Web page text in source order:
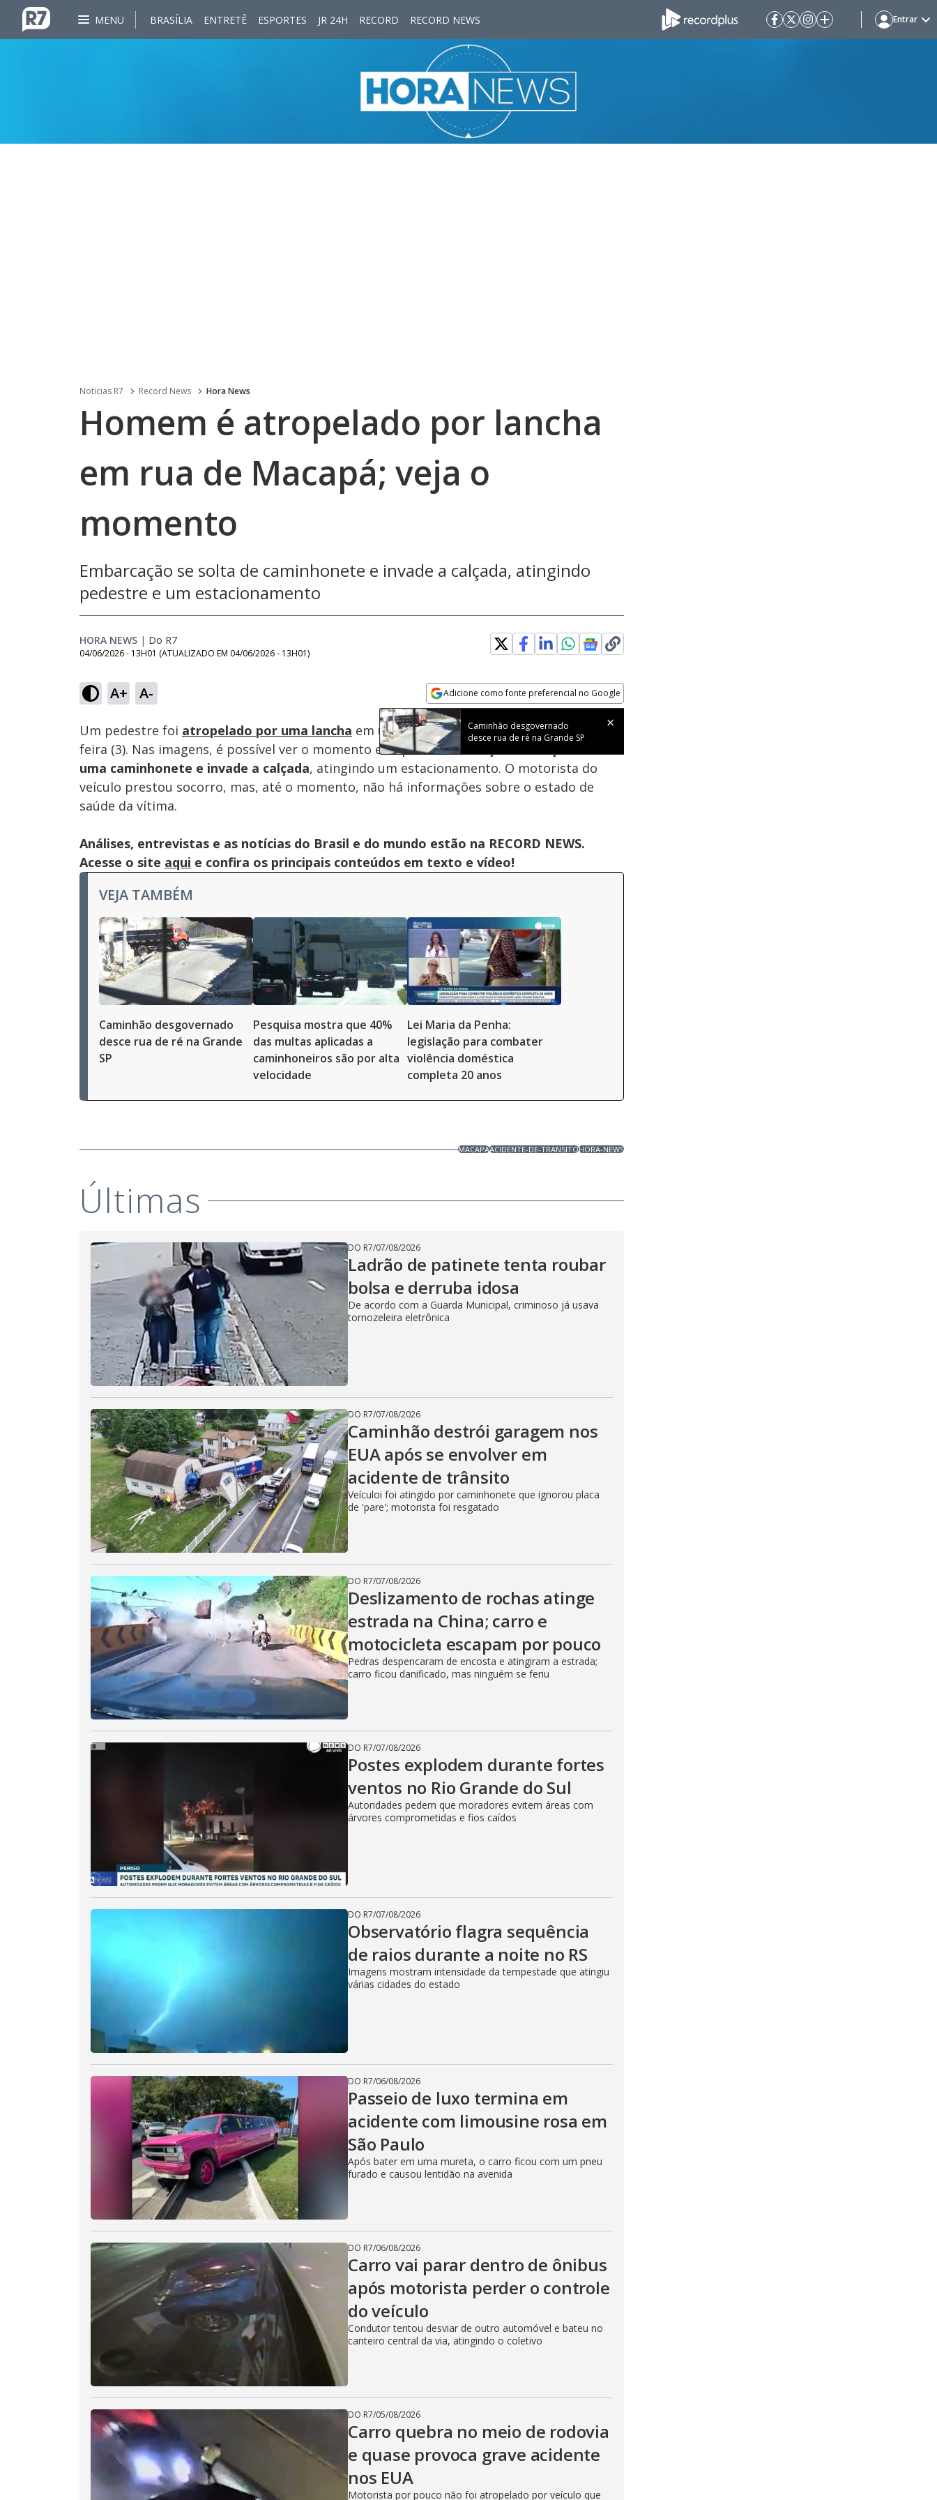
MENU BRASÍLIA ENTRETÊ ESPORTES JR 24H RECORD RECORD NEWS Entrar
Noticias R7 Record News Hora News
Homem é atropelado por lancha
em rua de Macapá; veja o
momento
Embarcação se solta de caminhonete e invade a calçada, atingindo
pedestre e um estacionamento
HORA NEWS | Do R7
04/06/2026 - 13H01 (ATUALIZADO EM 04/06/2026 - 13H01)
A+ A- Adicione como fonte preferencial no Google
Opens in new window
Caminhão desgovernado
desce rua de ré na Grande SP
Ativar
Som
Velocidade
Um pedestre foi atropelado por uma lancha em uma rua deMacapá, na última quarta-
feira (3). Nas imagens, é possível ver o momento em que aembarcação se desprende de
uma caminhonete e invade a calçada, atingindo um estacionamento. O motorista do
veículo prestou socorro, mas, até o momento, não há informações sobre o estado de
saúde da vítima.
Análises, entrevistas e as notícias do Brasil e do mundo estão na RECORD NEWS.
Acesse o site aqui e confira os principais conteúdos em texto e vídeo!
VEJA TAMBÉM
Caminhão desgovernado
desce rua de ré na Grande
SP
Pesquisa mostra que 40%
das multas aplicadas a
caminhoneiros são por alta
velocidade
Lei Maria da Penha:
legislação para combater
violência doméstica
completa 20 anos
MACAPÁACIDENTE-DE-TRANSITOHORA-NEWS
Últimas
DO R7/07/08/2026
Ladrão de patinete tenta roubar
bolsa e derruba idosa
De acordo com a Guarda Municipal, criminoso já usava
tornozeleira eletrônica
DO R7/07/08/2026
Caminhão destrói garagem nos
EUA após se envolver em
acidente de trânsito
Veículoi foi atingido por caminhonete que ignorou placa
de 'pare'; motorista foi resgatado
DO R7/07/08/2026
Deslizamento de rochas atinge
estrada na China; carro e
motocicleta escapam por pouco
Pedras despencaram de encosta e atingiram a estrada;
carro ficou danificado, mas ninguém se feriu
DO R7/07/08/2026
Postes explodem durante fortes
ventos no Rio Grande do Sul
Autoridades pedem que moradores evitem áreas com
árvores comprometidas e fios caídos
DO R7/07/08/2026
Observatório flagra sequência
de raios durante a noite no RS
Imagens mostram intensidade da tempestade que atingiu
várias cidades do estado
DO R7/06/08/2026
Passeio de luxo termina em
acidente com limousine rosa em
São Paulo
Após bater em uma mureta, o carro ficou com um pneu
furado e causou lentidão na avenida
DO R7/06/08/2026
Carro vai parar dentro de ônibus
após motorista perder o controle
do veículo
Condutor tentou desviar de outro automóvel e bateu no
canteiro central da via, atingindo o coletivo
DO R7/05/08/2026
Carro quebra no meio de rodovia
e quase provoca grave acidente
nos EUA
Motorista por pouco não foi atropelado por veículo que